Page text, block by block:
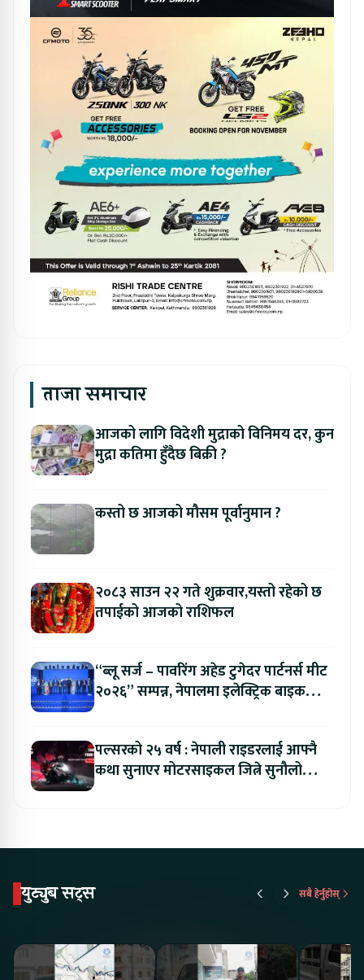
ताजा समाचार
आजको लागि विदेशी मुद्राको विनिमय दर, कुन
मुद्रा कतिमा हुँदैछ बिक्री ?
कस्तो छ आजको मौसम पूर्वानुमान ?
२०८३ साउन २२ गते शुक्रवार,यस्तो रहेको छ
तपाईको आजको राशिफल
“ब्लू सर्ज – पावरिंग अहेड टुगेदर पार्टनर्स मीट
२०२६” सम्पन्न, नेपालमा इलेक्ट्रिक बाइक
पल्सरको २५ वर्ष : नेपाली राइडरलाई आफ्नै
कथा सुनाएर मोटरसाइकल जित्ने सुनौलो
युट्युब सट्स सबै हेर्नुहोस्